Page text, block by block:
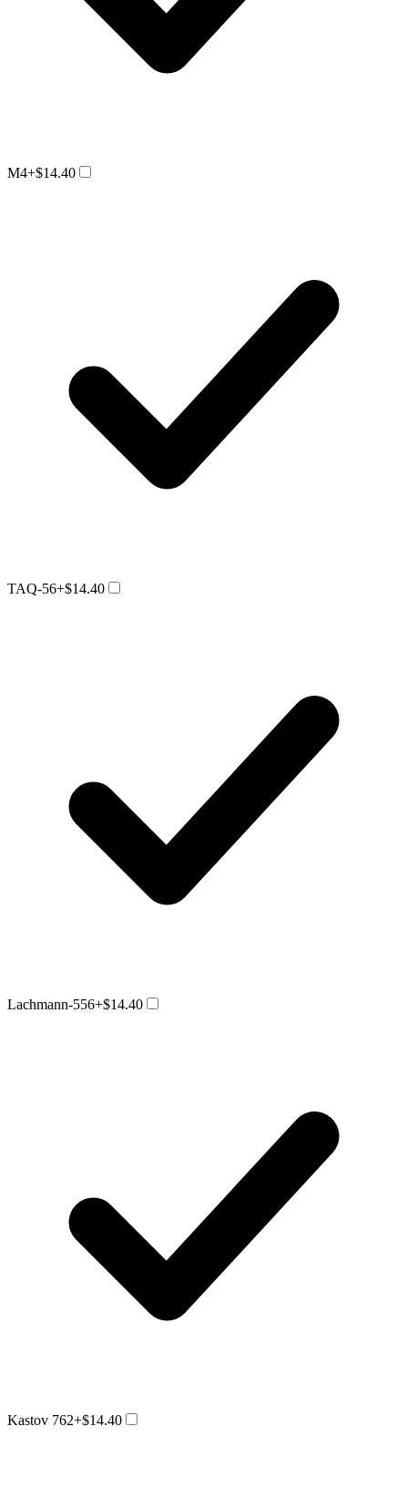
M4+$14.40
TAQ-56+$14.40
Lachmann-556+$14.40
Kastov 762+$14.40